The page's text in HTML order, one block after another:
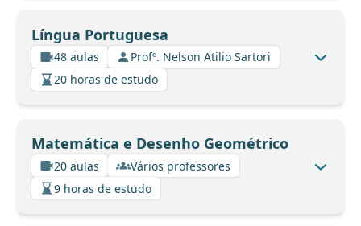
Língua Portuguesa
48 aulas
Profº. Nelson Atilio Sartori
20 horas de estudo
Matemática e Desenho Geométrico
20 aulas
Vários professores
9 horas de estudo